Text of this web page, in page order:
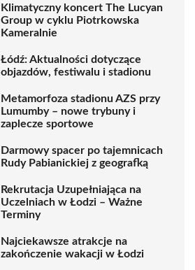
Klimatyczny koncert The Lucyan
Group w cyklu Piotrkowska
Kameralnie
Łódź: Aktualności dotyczące
objazdów, festiwalu i stadionu
Metamorfoza stadionu AZS przy
Lumumby – nowe trybuny i
zaplecze sportowe
Darmowy spacer po tajemnicach
Rudy Pabianickiej z geografką
Rekrutacja Uzupełniająca na
Uczelniach w Łodzi – Ważne
Terminy
Najciekawsze atrakcje na
zakończenie wakacji w Łodzi